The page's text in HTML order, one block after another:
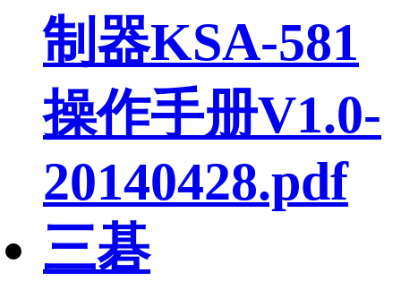
制器KSA-581
操作手册V1.0-
20140428.pdf
三碁